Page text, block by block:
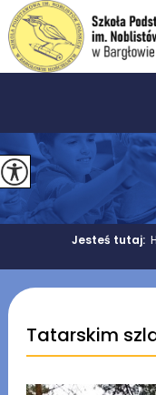
Jesteś tutaj:
Tatarskim